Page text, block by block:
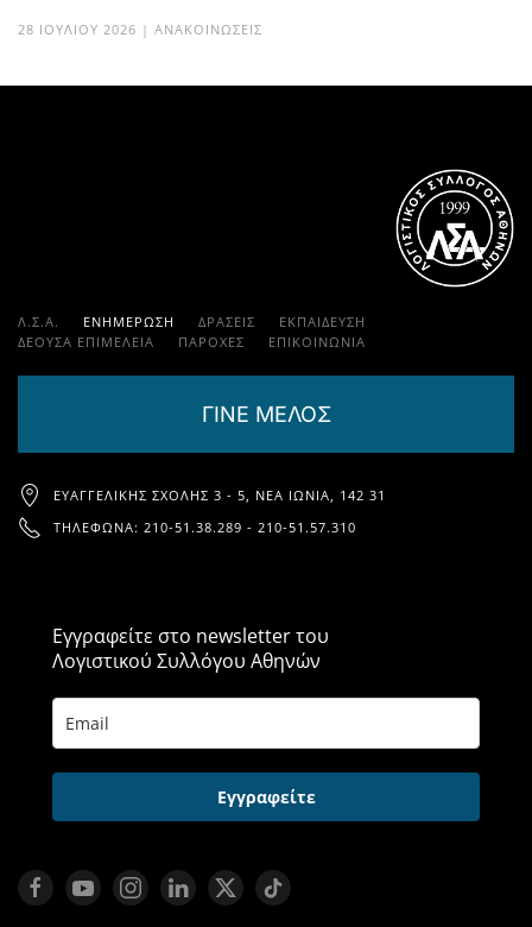
28 ΙΟΥΛΊΟΥ 2026 | ΑΝΑΚΟΙΝΏΣΕΙΣ
Λ.Σ.Α. ΕΝΗΜΕΡΩΣΗ ΔΡΑΣΕΙΣ
ΕΚΠΑΊΔΕΥΣΗ
ΔΕΟΥΣΑ ΕΠΙΜΕΛΕΙΑ
ΠΑΡΟΧΈΣ ΕΠΙΚΟΙΝΩΝΊΑ
ΓΙΝΕ ΜΕΛΟΣ
ΕΥΑΓΓΕΛΙΚΉΣ ΣΧΟΛΉΣ 3 - 5, ΝΈΑ ΙΩΝΊΑ, 142 31
ΤΗΛΈΦΩΝΑ: 210-51.38.289 - 210-51.57.310
Εγγραφείτε στο newsletter του
Λογιστικού Συλλόγου Αθηνών
Εγγραφείτε